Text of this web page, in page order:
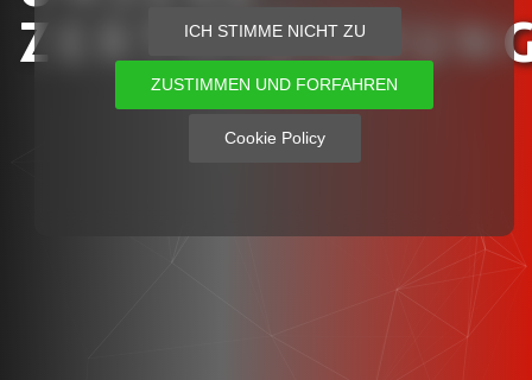
ICH STIMME NICHT ZU
ZUSTIMMEN UND FORFAHREN
Cookie Policy